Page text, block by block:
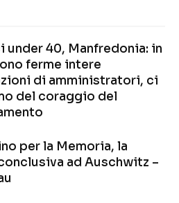
under 40, Manfredonia: in
ferme intere
di amministratori, ci
del coraggio del
per la Memoria, la
ad Auschwitz –